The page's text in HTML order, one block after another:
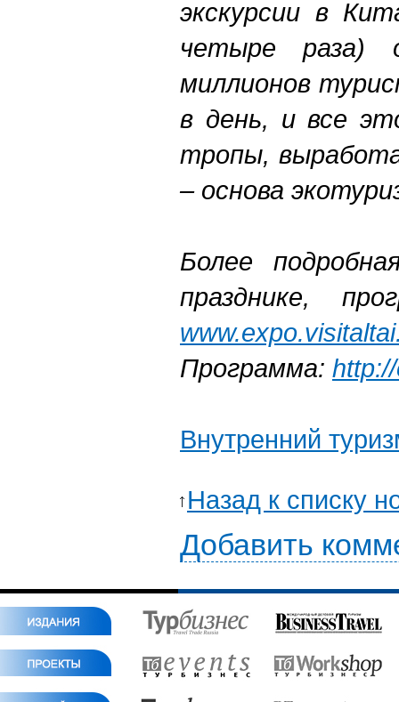
экскурсии в
четыре раза)
миллионов
в день, и все
тропы,
– основа
Более
празднике,
Программа:
Внутренний
Назад к списку
Добавить